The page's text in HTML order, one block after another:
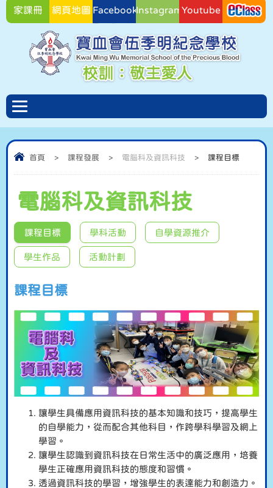
家課冊 網頁地圖 FacebookInstagramYoutube
首頁 > 課程發展 > 電腦科及資訊科技 > 課程目標
電腦科及資訊科技
課程目標 學科活動 自學資源推介
學生作品 活動計劃
課程目標
讓學生具備應用資訊科技的基本知識和技巧，提高學生
的自學能力，從而配合其他科目，作跨學科學習及網上
學習。
讓學生認識到資訊科技在日常生活中的廣泛應用，培養
學生正確應用資訊科技的態度和習慣。
透過資訊科技的學習，增強學生的表達能力和創造力。